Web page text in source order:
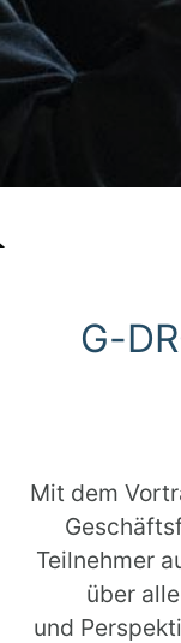
G-
Mit dem
Teilnehmer
über
und